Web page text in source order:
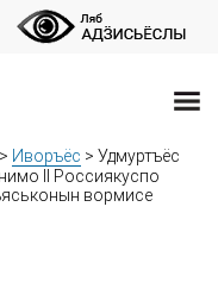
> Иворъёс > Удмуртъёс
II Россиякуспо
вормисе